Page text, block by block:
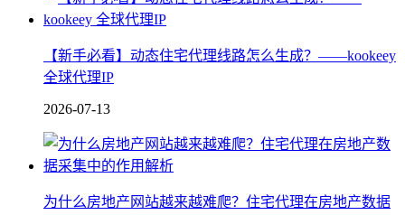
【新手必看】动态住宅代理线路怎么生成？——kookeey
全球代理IP
2026-07-13
为什么房地产网站越来越难爬？住宅代理在房地产数据